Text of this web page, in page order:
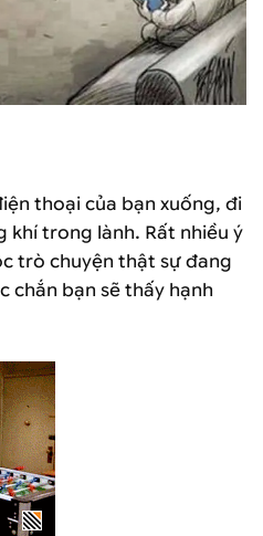
thoại của bạn xuống, đi
khí trong lành. Rất nhiều ý
trò chuyện thật sự đang
chắn bạn sẽ thấy hạnh